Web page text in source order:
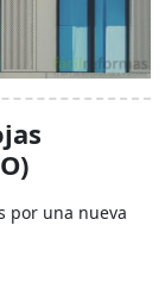
por una nueva